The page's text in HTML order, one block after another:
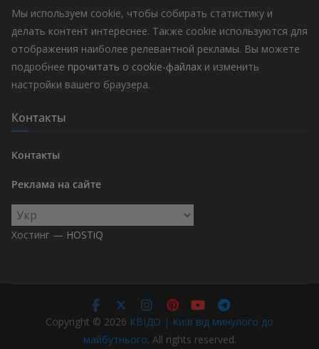
Мы используем cookie, чтобы собирать статистику и
делать контент интереснее. Также cookie используются для
отображения наиболее релевантной рекламы. Вы можете
подробнее прочитать о cookie-файлах и изменить
настройки вашего браузера.
Контакты
Контакты
Реклама на сайте
Выбрать
язык
Хостинг — HOSTiQ
Copyright © 2026 КВІДО | Київ від минулого до
майбутнього. All rights reserved.